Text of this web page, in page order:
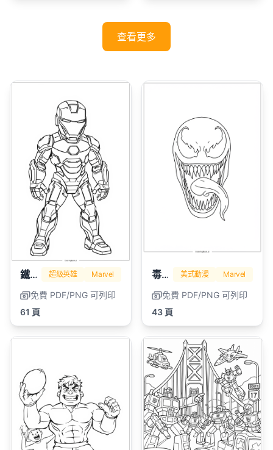
查看更多
鐵人 超級英雄 Marvel
免費 PDF/PNG 可列印
61 頁
毒液 美式動漫 Marvel
免費 PDF/PNG 可列印
43 頁